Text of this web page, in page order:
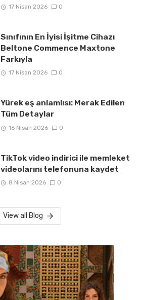
17 Nisan 2026 0
Sınıfının En İyisi İşitme Cihazı
Beltone Commence Maxtone
Farkıyla
17 Nisan 2026 0
Yürek eş anlamlısı: Merak Edilen
Tüm Detaylar
16 Nisan 2026 0
TikTok video indirici ile memleket
videolarını telefonuna kaydet
8 Nisan 2026 0
View all Blog